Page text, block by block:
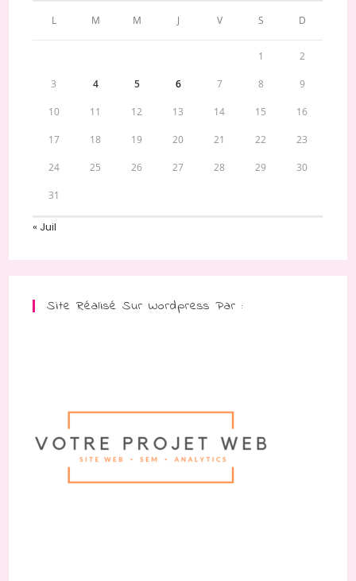
L M M J V S D
1 2
3 4 5 6 7 8 9
10 11 12 13 14 15 16
17 18 19 20 21 22 23
24 25 26 27 28 29 30
31
« Juil
Site Réalisé Sur Wordpress Par :